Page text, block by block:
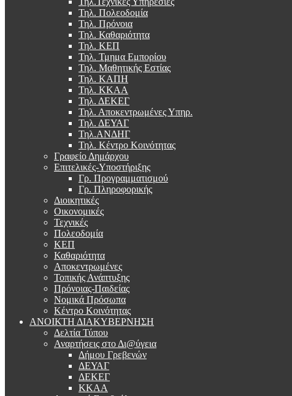
Τηλ. Πολεοδομία
Τηλ. Πρόνοια
Τηλ. Καθαριότητα
Τηλ. ΚΕΠ
Τηλ. Τμημα Εμπορίου
Τηλ. Μαθητικής Εστίας
Τηλ. ΚΑΠΗ
Τηλ. ΚΚΑΑ
Τηλ. ΔΕΚΕΓ
Τηλ. Αποκεντρωμένες Υπηρ.
Τηλ. ΔΕΥΑΓ
Τηλ.ΑΝΔΗΓ
Τηλ. Κέντρο Κοινότητας
Γραφείο Δημάρχου
Επιτελικές-Υποστήριξης
Γρ. Προγραμματισμού
Γρ. Πληροφορικής
Διοικητικές
Οικονομικές
Τεχνικές
Πολεοδομία
ΚΕΠ
Καθαριότητα
Αποκεντρωμένες
Τοπικής Ανάπτυξης
Πρόνοιας-Παιδείας
Νομικά Πρόσωπα
Κέντρο Κοινότητας
ΑΝΟΙΚΤΗ ΔΙΑΚΥΒΕΡΝΗΣΗ
Δελτία Τύπου
Αναρτήσεις στο Δι@ύγεια
Δήμου Γρεβενών
ΔΕΥΑΓ
ΔΕΚΕΓ
ΚΚΑΑ